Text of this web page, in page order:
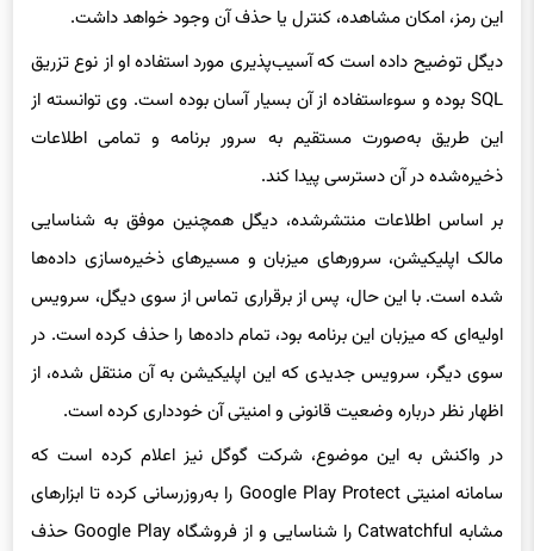
همچنان در وضعیت پنهان باقی می‌ماند و تنها در صورت وارد کردن
این رمز، امکان مشاهده، کنترل یا حذف آن وجود خواهد داشت.
دیگل توضیح داده است که آسیب‌پذیری مورد استفاده او از نوع تزریق
SQL بوده و سوءاستفاده از آن بسیار آسان بوده است. وی توانسته از
این طریق به‌صورت مستقیم به سرور برنامه و تمامی اطلاعات
ذخیره‌شده در آن دسترسی پیدا کند.
بر اساس اطلاعات منتشرشده، دیگل همچنین موفق به شناسایی
مالک اپلیکیشن، سرورهای میزبان و مسیرهای ذخیره‌سازی داده‌ها
شده است. با این حال، پس از برقراری تماس از سوی دیگل، سرویس
اولیه‌ای که میزبان این برنامه بود، تمام داده‌ها را حذف کرده است. در
سوی دیگر، سرویس جدیدی که این اپلیکیشن به آن منتقل شده، از
اظهار نظر درباره وضعیت قانونی و امنیتی آن خودداری کرده است.
در واکنش به این موضوع، شرکت گوگل نیز اعلام کرده است که
سامانه امنیتی Google Play Protect را به‌روزرسانی کرده تا ابزارهای